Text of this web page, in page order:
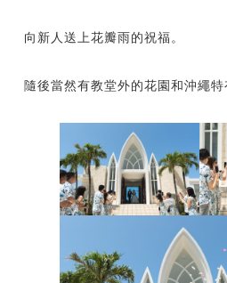
向新人送上花瓣雨的祝福。
隨後當然有教堂外的花園和沖繩特